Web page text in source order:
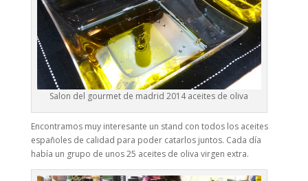
Salon del gourmet de madrid 2014 aceites de oliva
Encontramos muy interesante un stand con todos los aceites
españoles de calidad para poder catarlos juntos. Cada día
había un grupo de unos 25 aceites de oliva virgen extra.